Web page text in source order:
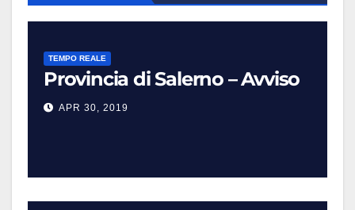
TEMPO REALE
Provincia di Salerno – Avviso
APR 30, 2019